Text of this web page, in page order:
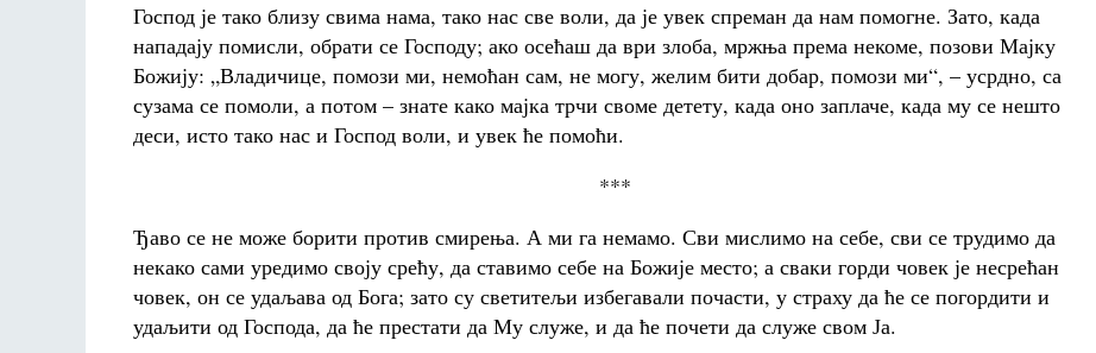
Господ је тако близу свима нама, тако нас све воли, да је увек спреман да нам помогне. Зато, када
нападају помисли, обрати се Господу; ако осећаш да ври злоба, мржња према некоме, позови Мајку
Божију: „Владичице, помози ми, немоћан сам, не могу, желим бити добар, помози ми“, – усрдно, са
сузама се помоли, а потом – знате како мајка трчи своме детету, када оно заплаче, када му се нешто
деси, исто тако нас и Господ воли, и увек ће помоћи.
***
Ђаво се не може борити против смирења. А ми га немамо. Сви мислимо на себе, сви се трудимо да
некако сами уредимо своју срећу, да ставимо себе на Божије место; а сваки горди човек је несрећан
човек, он се удаљава од Бога; зато су светитељи избегавали почасти, у страху да ће се погордити и
удаљити од Господа, да ће престати да Му служе, и да ће почети да служе свом Ја.